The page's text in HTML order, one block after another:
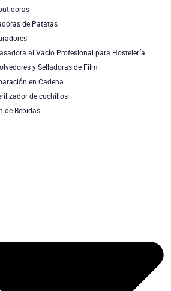
de Patatas
al Vacío Profesional para Hostelería
y Selladoras de Film
en Cadena
de cuchillos
de Bebidas